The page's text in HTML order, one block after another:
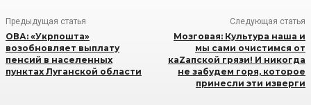
Предыдущая статья
ОВА: «Укрпошта»
возобновляет выплату
пенсий в населенных
пунктах Луганской области
Следующая статья
Мозговая: Культура наша и
мы сами очистимся от
каZапской грязи! И никогда
не забудем горя, которое
принесли эти изверги